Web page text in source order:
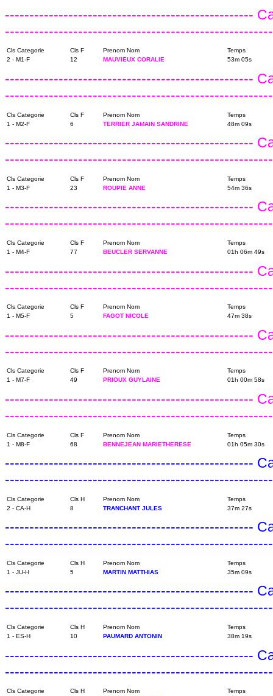
---------------------------------------------------
Cls Categorie Cls F Prenom Nom
Temps
2 - M1-F
12 MAUVIEUX CORALIE 53m 05s
---------------------------------------------------
Cls Categorie Cls F Prenom Nom
Temps
1 - M2-F
6 TERRIER JAMAIN SANDRINE 48m 09s
---------------------------------------------------
Cls Categorie Cls F Prenom Nom
Temps
1 - M3-F
23 ROUPIE ANNE 54m 36s
---------------------------------------------------
Cls Categorie Cls F Prenom Nom
Temps
1 - M4-F
77 BEUCLER SERVANNE 01h 06m 49s
---------------------------------------------------
Cls Categorie Cls F Prenom Nom
Temps
1 - M5-F
5 FAGOT NICOLE 47m 38s
---------------------------------------------------
Cls Categorie Cls F Prenom Nom
Temps
1 - M7-F
49 PRIOUX GUYLAINE 01h 00m 58s
---------------------------------------------------
Cls Categorie Cls F Prenom Nom
Temps
1 - M8-F
68 BENNEJEAN MARIETHERESE 01h 05m 30s
---------------------------------------------------
Cls Categorie Cls H Prenom Nom
Temps
2 - CA-H
8 TRANCHANT JULES 37m 27s
---------------------------------------------------
Cls Categorie Cls H Prenom Nom
Temps
1 - JU-H
5 MARTIN MATTHIAS 35m 09s
---------------------------------------------------
Cls Categorie Cls H Prenom Nom
Temps
1 - ES-H
10 PAUMARD ANTONIN 38m 19s
---------------------------------------------------
Cls Categorie Cls H Prenom Nom
Temps